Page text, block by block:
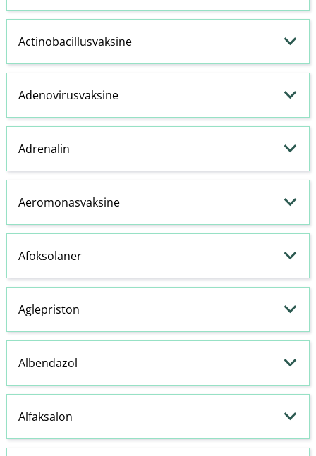
Actinobacillusvaksine
Adenovirusvaksine
Adrenalin
Aeromonasvaksine
Afoksolaner
Aglepriston
Albendazol
Alfaksalon